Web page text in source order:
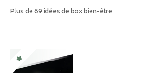
Plus de 69 idées de box bien-être